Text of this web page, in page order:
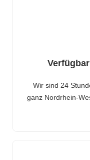
Wir sind 24
ganz Nordrhein-